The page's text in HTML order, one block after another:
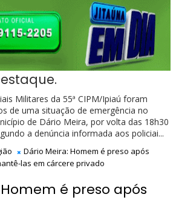
Militares da 55ª CIPM/Ipiaú foram
de uma situação de emergência no
de Dário Meira, por volta das 18h30
a denúncia informada aos policiai...
Dário Meira: Homem é preso após
las em cárcere privado
é preso após